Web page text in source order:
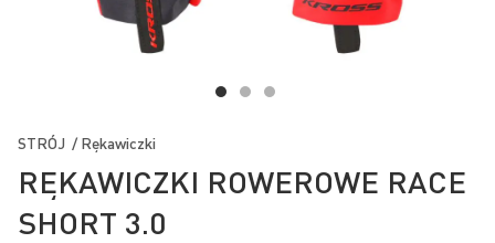
na
początek
galerii
RĘKAWICZKI ROWEROWE RACE
SHORT 3.0
STRÓJ / Rękawiczki